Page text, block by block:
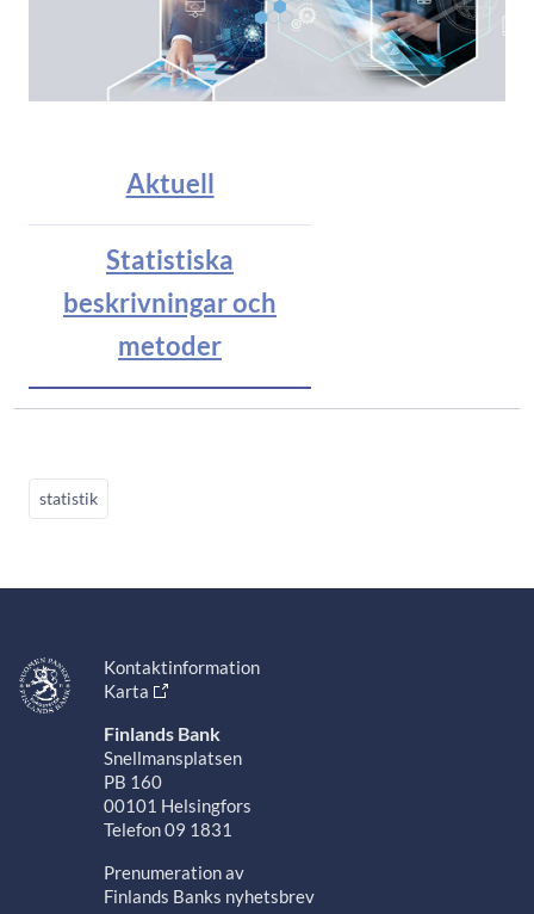
Aktuell
Statistiska
beskrivningar och
metoder
statistik
Kontaktinformation
Karta
Finlands Bank
Snellmansplatsen
PB 160
00101 Helsingfors
Telefon 09 1831
Prenumeration av
Finlands Banks nyhetsbrev